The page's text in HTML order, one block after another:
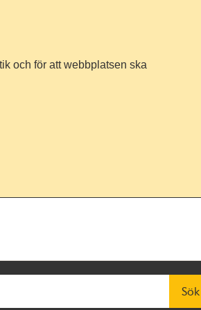
och för att webbplatsen ska
Sök